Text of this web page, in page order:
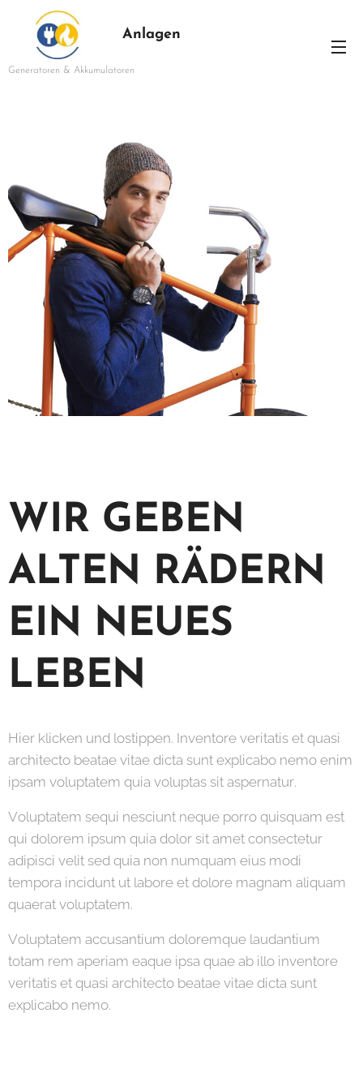
Anlagen
Generatoren & Akkumulatoren
WIR GEBEN
ALTEN RÄDERN
EIN NEUES
LEBEN
Hier klicken und lostippen. Inventore veritatis et quasi
architecto beatae vitae dicta sunt explicabo nemo enim
ipsam voluptatem quia voluptas sit aspernatur.
Voluptatem sequi nesciunt neque porro quisquam est
qui dolorem ipsum quia dolor sit amet consectetur
adipisci velit sed quia non numquam eius modi
tempora incidunt ut labore et dolore magnam aliquam
quaerat voluptatem.
Voluptatem accusantium doloremque laudantium
totam rem aperiam eaque ipsa quae ab illo inventore
veritatis et quasi architecto beatae vitae dicta sunt
explicabo nemo.